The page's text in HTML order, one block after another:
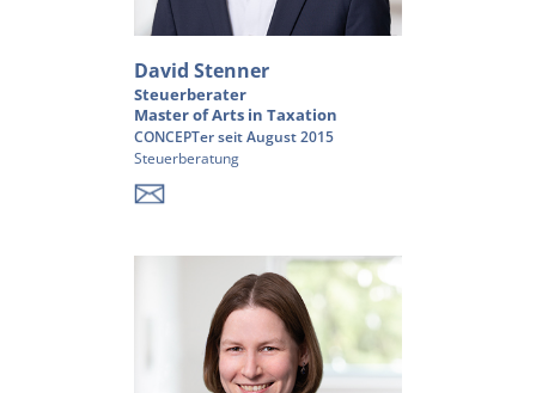
David Stenner
Steuerberater
Master of Arts in Taxation
CONCEPTer seit August 2015
Steuerberatung